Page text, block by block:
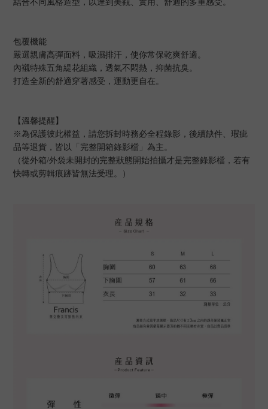
結合不同風格造型，以達到美觀、實用、舒適的多重感受。
包覆機能
嚴選親膚高彈面料，吸濕排汗，使你常保乾爽舒適。
內襯特殊五角緹花組織，透氣不悶熱，抑菌抗臭。
打造全新的舒適穿著感受，運動更自在。
【溫馨提醒】
※為保護彼此權益，請您拆封時務必全程錄影，後續缺件、瑕疵
品等退貨，皆以「完整開箱錄影檔」為主。
（從外箱/外袋未開封的完整狀態開始拍攝才是完整錄影檔，若有
快轉或剪輯痕跡皆無法受理。）